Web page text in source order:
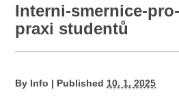
Interni-smernice-
praxi studentů
By Info | Published 10. 1. 2025